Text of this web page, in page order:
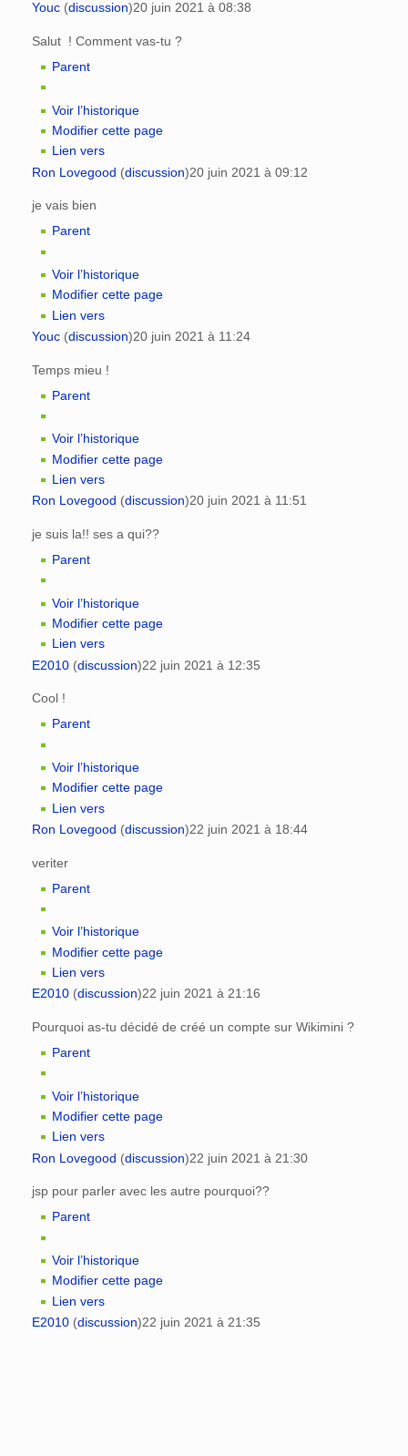
Youc (discussion)20 juin 2021 à 08:38
Salut ! Comment vas-tu ?
Parent
Voir l’historique
Modifier cette page
Lien vers
Ron Lovegood (discussion)20 juin 2021 à 09:12
je vais bien
Parent
Voir l’historique
Modifier cette page
Lien vers
Youc (discussion)20 juin 2021 à 11:24
Temps mieu !
Parent
Voir l’historique
Modifier cette page
Lien vers
Ron Lovegood (discussion)20 juin 2021 à 11:51
je suis la!! ses a qui??
Parent
Voir l’historique
Modifier cette page
Lien vers
E2010 (discussion)22 juin 2021 à 12:35
Cool !
Parent
Voir l’historique
Modifier cette page
Lien vers
Ron Lovegood (discussion)22 juin 2021 à 18:44
veriter
Parent
Voir l’historique
Modifier cette page
Lien vers
E2010 (discussion)22 juin 2021 à 21:16
Pourquoi as-tu décidé de créé un compte sur Wikimini ?
Parent
Voir l’historique
Modifier cette page
Lien vers
Ron Lovegood (discussion)22 juin 2021 à 21:30
jsp pour parler avec les autre pourquoi??
Parent
Voir l’historique
Modifier cette page
Lien vers
E2010 (discussion)22 juin 2021 à 21:35